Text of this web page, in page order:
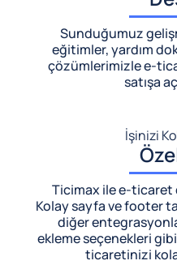
Sunduğumuz
eğitimler, yardım
çözümlerimizlee-
satışa
İşinizi
Ticimax ile e-ticaret
Kolay sayfa ve footer
diğer
ekleme seçenekleri
ticaretinizi